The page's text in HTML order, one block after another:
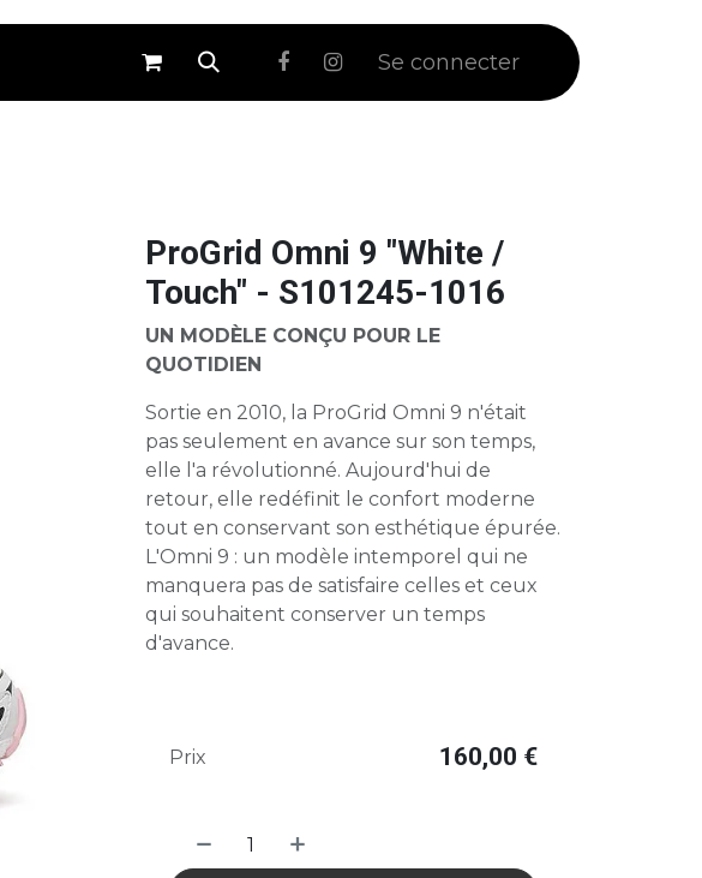
⚪ Soldes Se connecter
ProGrid Omni 9 "White /
Touch" - S101245-1016
UN MODÈLE CONÇU POUR LE
QUOTIDIEN
Sortie en 2010, la ProGrid Omni 9 n'était
pas seulement en avance sur son temps,
elle l'a révolutionné. Aujourd'hui de
retour, elle redéfinit le confort moderne
tout en conservant son esthétique épurée.
L'Omni 9 : un modèle intemporel qui ne
manquera pas de satisfaire celles et ceux
qui souhaitent conserver un temps
d'avance.
Prix 160,00 €